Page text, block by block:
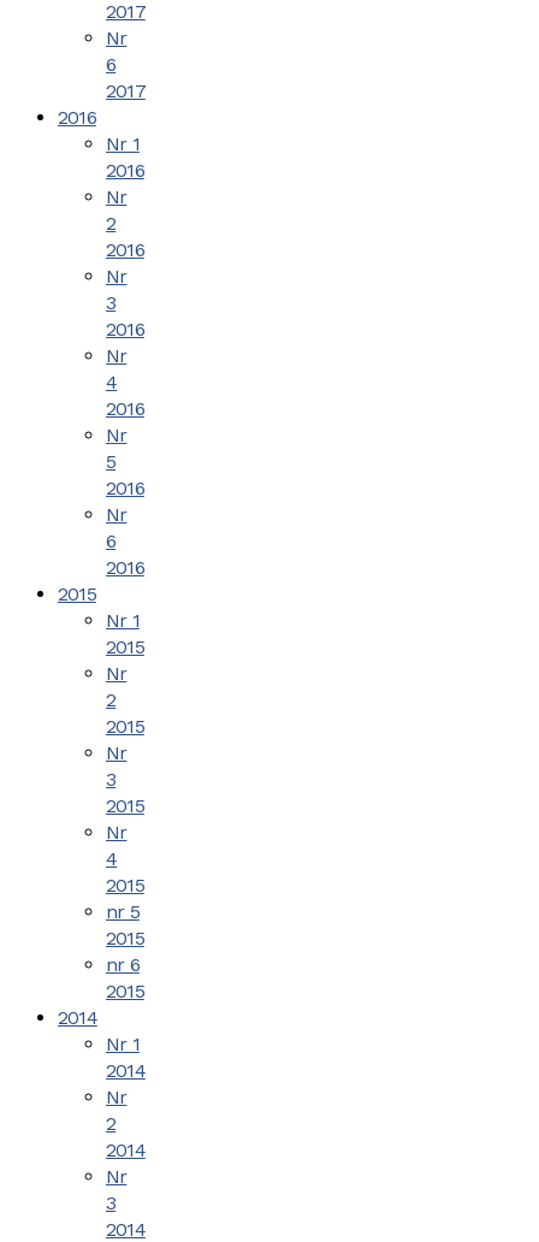
2017
Nr
6
2017
2016
Nr 1
2016
Nr
2
2016
Nr
3
2016
Nr
4
2016
Nr
5
2016
Nr
6
2016
2015
Nr 1
2015
Nr
2
2015
Nr
3
2015
Nr
4
2015
nr 5
2015
nr 6
2015
2014
Nr 1
2014
Nr
2
2014
Nr
3
2014